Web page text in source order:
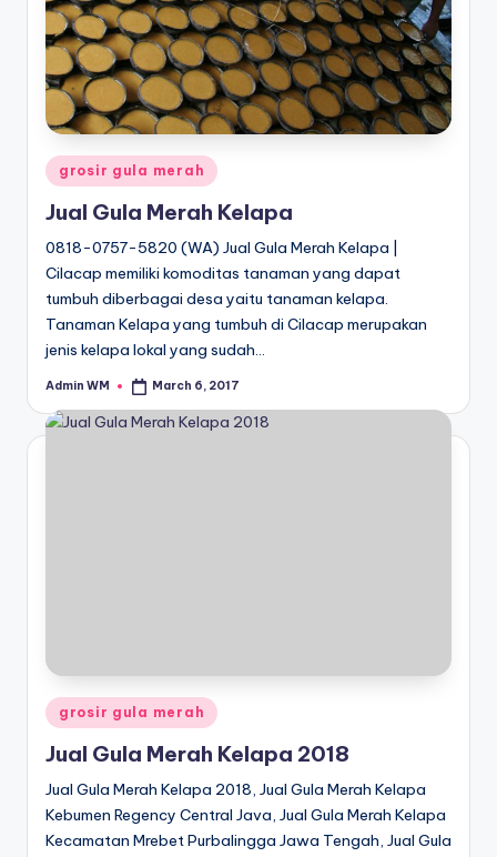
Posted
in
grosir gula merah
Jual Gula Merah Kelapa
0818-0757-5820 (WA) Jual Gula Merah Kelapa |
Cilacap memiliki komoditas tanaman yang dapat
tumbuh diberbagai desa yaitu tanaman kelapa.
Tanaman Kelapa yang tumbuh di Cilacap merupakan
jenis kelapa lokal yang sudah…
Posted
Admin WM March 6, 2017
Posted
in
grosir gula merah
Jual Gula Merah Kelapa 2018
Jual Gula Merah Kelapa 2018, Jual Gula Merah Kelapa
Kebumen Regency Central Java, Jual Gula Merah Kelapa
Kecamatan Mrebet Purbalingga Jawa Tengah, Jual Gula